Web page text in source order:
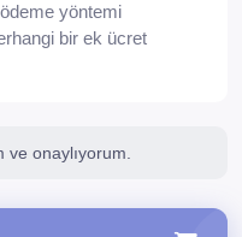
yöntemi
bir ek ücret
ve onaylıyorum.